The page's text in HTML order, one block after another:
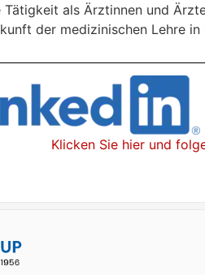
als Ärztinnen und
der medizinischen Lehre in
uns, um